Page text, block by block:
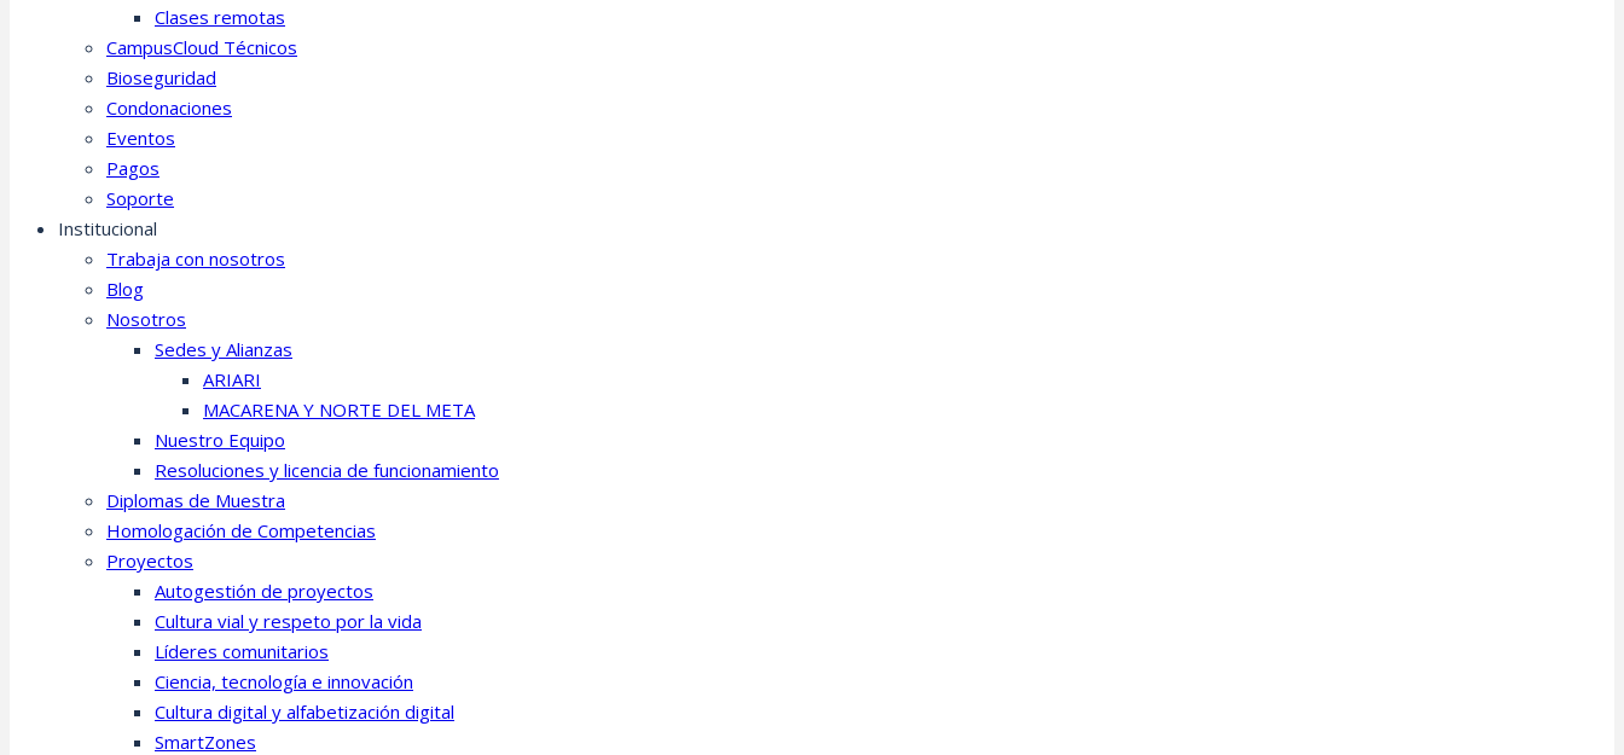
Clases remotas
CampusCloud Técnicos
Bioseguridad
Condonaciones
Eventos
Pagos
Soporte
Institucional
Trabaja con nosotros
Blog
Nosotros
Sedes y Alianzas
ARIARI
MACARENA Y NORTE DEL META
Nuestro Equipo
Resoluciones y licencia de funcionamiento
Diplomas de Muestra
Homologación de Competencias
Proyectos
Autogestión de proyectos
Cultura vial y respeto por la vida
Líderes comunitarios
Ciencia, tecnología e innovación
Cultura digital y alfabetización digital
SmartZones